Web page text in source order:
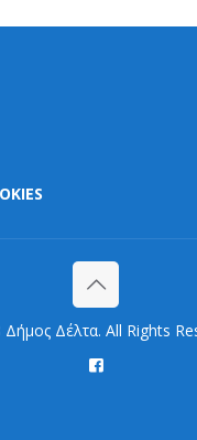
Δέλτα. All Rights